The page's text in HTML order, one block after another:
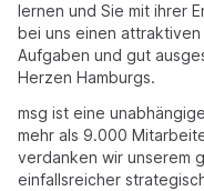
lernen und Sie mit ihrer
bei uns einen
Aufgaben und gut
Herzen Hamburgs.
msg ist eine
mehr als 9.000
verdanken wir unserem
einfallsreicher